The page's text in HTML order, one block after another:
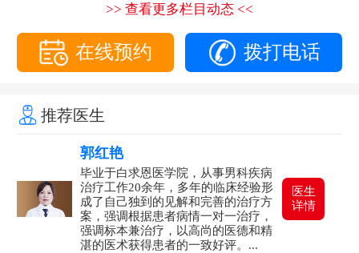
>> 查看更多栏目动态 <<
在线预约 拨打电话
推荐医生
郭红艳
毕业于白求恩医学院，从事男科疾病
治疗工作20余年，多年的临床经验形
成了自己独到的见解和完善的治疗方
案，强调根据患者病情一对一治疗，
强调标本兼治疗，以高尚的医德和精
湛的医术获得患者的一致好评。...
医生
详情